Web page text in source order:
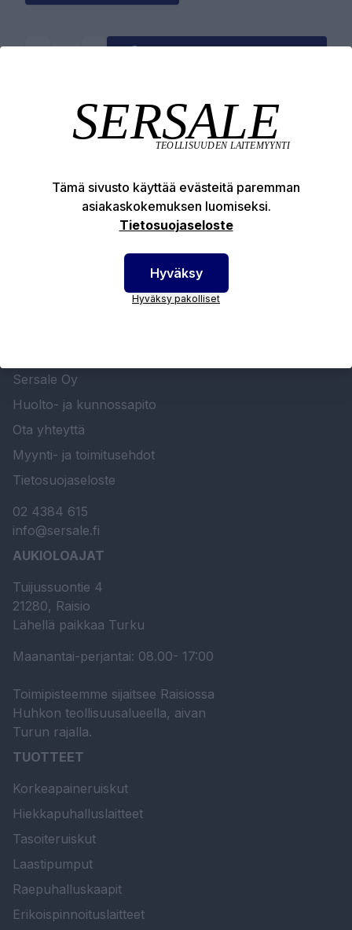
Tuotekuvaus
Sersale Oy
Huolto- ja kunnossapito
Ota yhteyttä
Myynti- ja toimitusehdot
Tietosuojaseloste
02 4384 615
info@sersale.fi
AUKIOLOAJAT
Tuijussuontie 4
21280, Raisio
Lähellä paikkaa Turku
Maanantai-perjantai: 08.00- 17:00
Toimipisteemme sijaitsee Raisiossa
Huhkon teollisuusalueella, aivan
Turun rajalla.
TUOTTEET
Korkeapaineruiskut
Hiekkapuhalluslaitteet
Tasoiteruiskut
Laastipumput
Raepuhalluskaapit
Erikoispinnoituslaitteet
Tämä sivusto käyttää evästeitä paremman
asiakaskokemuksen luomiseksi.
Tietosuojaseloste
Hyväksy
Hyväksy pakolliset